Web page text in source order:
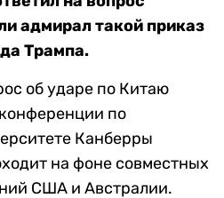
адмирал такой приказ
Трампа.
об ударе по Китаю
по
Канберры
на фоне совместных
США и Австралии.